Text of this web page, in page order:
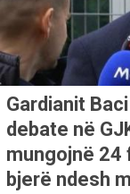
Gardianit
debate në
mungojnë
bjerë ndesh